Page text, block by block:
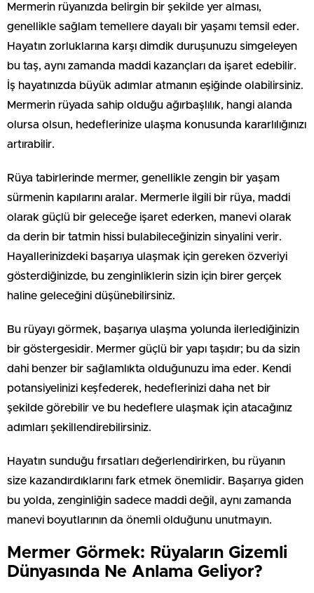
Mermerin rüyanızda belirgin bir şekilde yer alması,
genellikle sağlam temellere dayalı bir yaşamı temsil eder.
Hayatın zorluklarına karşı dimdik duruşunuzu simgeleyen
bu taş, aynı zamanda maddi kazançları da işaret edebilir.
İş hayatınızda büyük adımlar atmanın eşiğinde olabilirsiniz.
Mermerin rüyada sahip olduğu ağırbaşlılık, hangi alanda
olursa olsun, hedeflerinize ulaşma konusunda kararlılığınızı
artırabilir.
Rüya tabirlerinde mermer, genellikle zengin bir yaşam
sürmenin kapılarını aralar. Mermerle ilgili bir rüya, maddi
olarak güçlü bir geleceğe işaret ederken, manevi olarak
da derin bir tatmin hissi bulabileceğinizin sinyalini verir.
Hayallerinizdeki başarıya ulaşmak için gereken özveriyi
gösterdiğinizde, bu zenginliklerin sizin için birer gerçek
haline geleceğini düşünebilirsiniz.
Bu rüyayı görmek, başarıya ulaşma yolunda ilerlediğinizin
bir göstergesidir. Mermer güçlü bir yapı taşıdır; bu da sizin
dahi benzer bir sağlamlıkta olduğunuzu ima eder. Kendi
potansiyelinizi keşfederek, hedeflerinizi daha net bir
şekilde görebilir ve bu hedeflere ulaşmak için atacağınız
adımları şekillendirebilirsiniz.
Hayatın sunduğu fırsatları değerlendirirken, bu rüyanın
size kazandırdıklarını fark etmek önemlidir. Başarıya giden
bu yolda, zenginliğin sadece maddi değil, aynı zamanda
manevi boyutlarının da önemli olduğunu unutmayın.
Mermer Görmek: Rüyaların Gizemli
Dünyasında Ne Anlama Geliyor?